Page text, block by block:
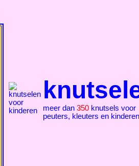
meer dan 350 knutsels voor
peuters, kleuters en kinderen